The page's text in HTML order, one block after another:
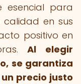
esencial para
en sus
positivo en
Al elegir
se garantiza
precio justo